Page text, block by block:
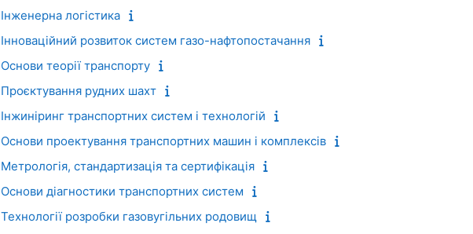
Інженерна логістика
Інноваційний розвиток систем газо-нафтопостачання
Основи теорії транспорту
Проєктування рудних шахт
Інжиніринг транспортних систем і технологій
Основи проектування транспортних машин і комплексів
Метрологія, стандартизація та сертифікація
Основи діагностики транспортних систем
Технології розробки газовугільних родовищ